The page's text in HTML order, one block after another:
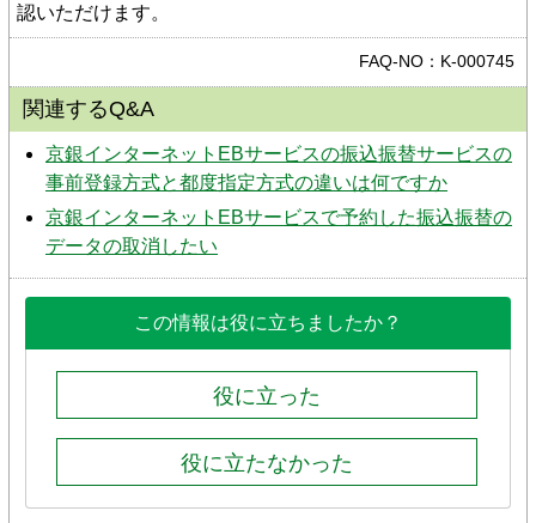
認いただけます。
FAQ-NO：K-000745
関連するQ&A
京銀インターネットEBサービスの振込振替サービスの
事前登録方式と都度指定方式の違いは何ですか
京銀インターネットEBサービスで予約した振込振替の
データの取消したい
この情報は役に立ちましたか？
役に立った
役に立たなかった